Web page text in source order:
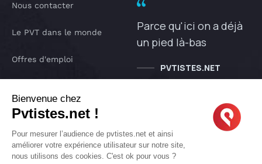
Nous contacter
Le PVT dans le monde
Offres d'emploi
IA pvtistes
Parce qu'ici on a déjà
un pied là-bas
PVTISTES.NET
Bienvenue chez
Pvtistes.net !
Pour mesurer l’audience de pvtistes.net et ainsi
améliorer votre expérience utilisateur sur notre site,
nous utilisons des cookies. C'est ok pour vous ?